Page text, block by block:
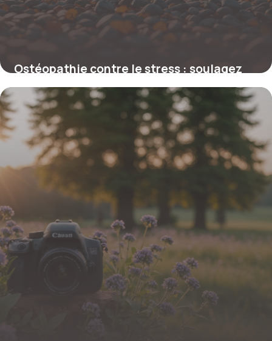
Ostéopathie contre le stress : soulagez
anxiété et tensions naturellement
9 février 2026